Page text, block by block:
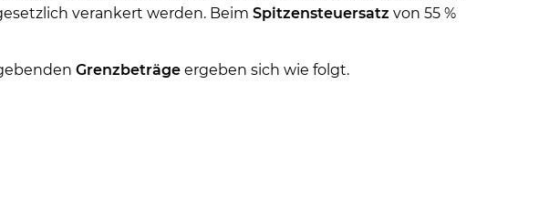
verankert werden. Beim Spitzensteuersatz von 55 %
Grenzbeträge ergeben sich wie folgt.